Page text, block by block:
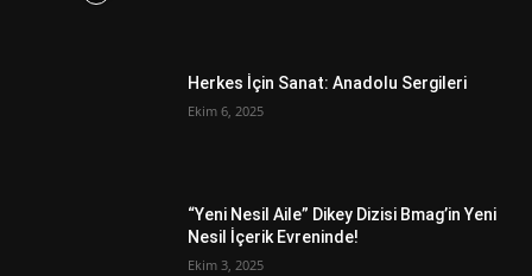
Herkes İçin Sanat: Anadolu Sergileri
Ekim 6, 2025
“Yeni Nesil Aile” Dikey Dizisi Bmag’in Yeni
Nesil İçerik Evreninde!
Ekim 3, 2025